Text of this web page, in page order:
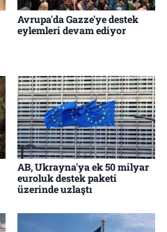
Avrupa'da Gazze'ye destek
eylemleri devam ediyor
AB, Ukrayna'ya ek 50 milyar
euroluk destek paketi
üzerinde uzlaştı